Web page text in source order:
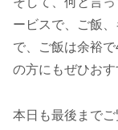
ービスで、ご飯
で、ご飯は余裕
の方にもぜひお
本日も最後まで